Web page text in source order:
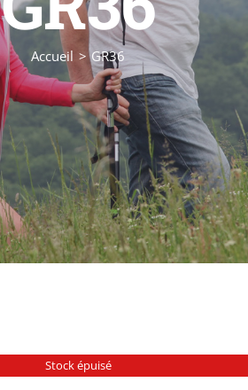
Accueil GR36
Stock épuisé